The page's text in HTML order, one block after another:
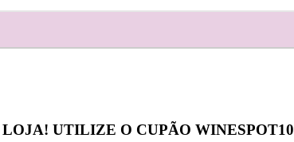
UTILIZE O CUPÃO WINESPOT10